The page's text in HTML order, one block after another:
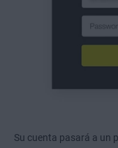
Su cuenta pasará a un